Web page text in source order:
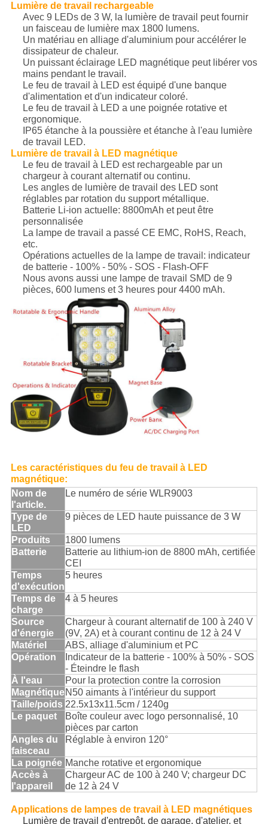
Lumière de travail rechargeable
Avec 9 LEDs de 3 W, la lumière de travail peut fournir
un faisceau de lumière max 1800 lumens.
Un matériau en alliage d'aluminium pour accélérer le
dissipateur de chaleur.
Un puissant éclairage LED magnétique peut libérer vos
mains pendant le travail.
Le feu de travail à LED est équipé d'une banque
d'alimentation et d'un indicateur coloré.
Le feu de travail à LED a une poignée rotative et
ergonomique.
IP65 étanche à la poussière et étanche à l'eau lumière
de travail LED.
Lumière de travail à LED magnétique
Le feu de travail à LED est rechargeable par un
chargeur à courant alternatif ou continu.
Les angles de lumière de travail des LED sont
réglables par rotation du support métallique.
Batterie Li-ion actuelle: 8800mAh et peut être
personnalisée
La lampe de travail a passé CE EMC, RoHS, Reach,
etc.
Opérations actuelles de la lampe de travail: indicateur
de batterie - 100% - 50% - SOS - Flash-OFF
Nous avons aussi une lampe de travail SMD de 9
pièces, 600 lumens et 3 heures pour 4400 mAh.
Les caractéristiques du feu de travail à LED
magnétique:
Nom de
l'article.
Le numéro de série WLR9003
Type de
LED
9 pièces de LED haute puissance de 3 W
Produits
1800 lumens
Batterie
Batterie au lithium-ion de 8800 mAh, certifiée
CEI
Temps
d'exécution
5 heures
Temps de
charge
4 à 5 heures
Source
d'énergie
Chargeur à courant alternatif de 100 à 240 V
(9V, 2A) et à courant continu de 12 à 24 V
Matériel
ABS, alliage d'aluminium et PC
Opération
Indicateur de la batterie - 100% à 50% - SOS
- Éteindre le flash
À l'eau
Pour la protection contre la corrosion
MagnétiqueN50 aimants à l'intérieur du support
Taille/poids 22.5x13x11.5cm / 1240g
Le paquet
Boîte couleur avec logo personnalisé, 10
pièces par carton
Angles du
faisceau
Réglable à environ 120°
La poignée Manche rotative et ergonomique
Accès à
l'appareil
Chargeur AC de 100 à 240 V; chargeur DC
de 12 à 24 V
Applications de lampes de travail à LED magnétiques
Lumière de travail d'entrepôt, de garage, d'atelier, et